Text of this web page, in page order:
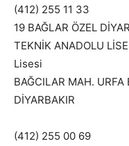
(412) 255 11 33
19 BAĞLAR ÖZEL
TEKNİK ANADOLU
Lisesi
BAĞCILAR MAH.
DİYARBAKIR
(412) 255 00 69